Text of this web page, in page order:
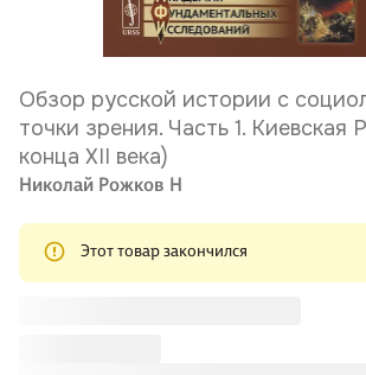
Обзор русской истории с
точки зрения. Часть 1. Киевская
конца XII века)
Николай Рожков Н
Этот товар закончился